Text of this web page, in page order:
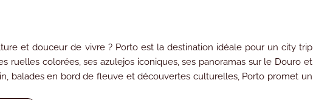
et douceur de vivre ? Porto est la destination idéale pour un city trip
ruelles colorées, ses azulejos iconiques, ses panoramas sur le Douro et
balades en bord de fleuve et découvertes culturelles, Porto promet un